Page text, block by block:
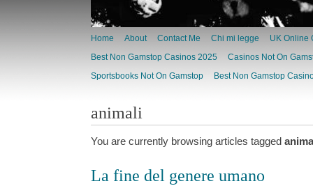
Home About Contact Me Chi mi legge
UK Online
Best Non Gamstop Casinos 2025
Casinos Not On
Sportsbooks Not On Gamstop
Best Non Gamstop
animali
You are currently browsing articles tagged
La fine del genere umano